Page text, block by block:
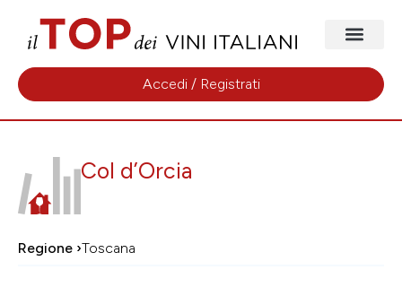
Accedi / Registrati
Col d’Orcia
Regione ›Toscana